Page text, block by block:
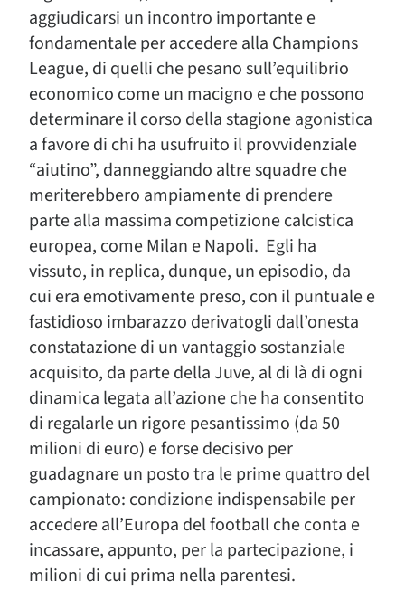
aggiudicarsi un incontro importante e
fondamentale per accedere alla Champions
League, di quelli che pesano sull’equilibrio
economico come un macigno e che possono
determinare il corso della stagione agonistica
a favore di chi ha usufruito il provvidenziale
“aiutino”, danneggiando altre squadre che
meriterebbero ampiamente di prendere
parte alla massima competizione calcistica
europea, come Milan e Napoli. Egli ha
vissuto, in replica, dunque, un episodio, da
cui era emotivamente preso, con il puntuale e
fastidioso imbarazzo derivatogli dall’onesta
constatazione di un vantaggio sostanziale
acquisito, da parte della Juve, al di là di ogni
dinamica legata all’azione che ha consentito
di regalarle un rigore pesantissimo (da 50
milioni di euro) e forse decisivo per
guadagnare un posto tra le prime quattro del
campionato: condizione indispensabile per
accedere all’Europa del football che conta e
incassare, appunto, per la partecipazione, i
milioni di cui prima nella parentesi.